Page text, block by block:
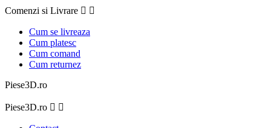
Comenzi si Livrare  
Cum se livreaza
Cum platesc
Cum comand
Cum returnez
Piese3D.ro
Piese3D.ro  